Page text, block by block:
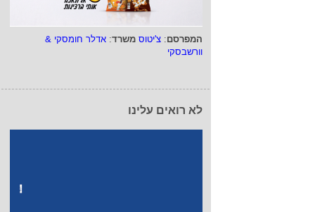
המפרסם: צ'יטוס משרד: אדלר חומסקי &
וורשבסקי
לא רואים עלינו